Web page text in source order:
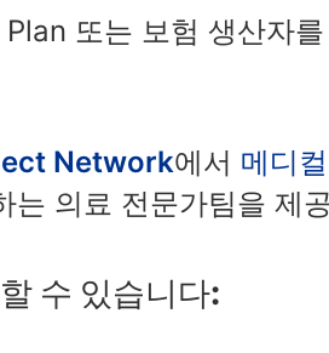
또는 보험 생산자를
Network에서 메디
는 의료 전문가팀을 제
수 있습니다: